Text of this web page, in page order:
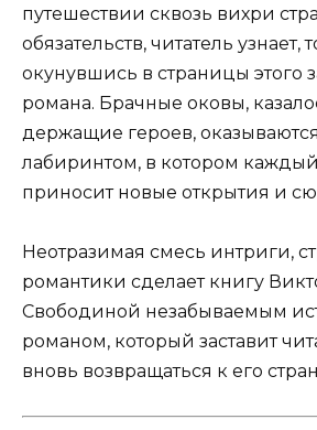
путешествии сквозь вихри
обязательств, читатель узнает,
окунувшись в страницы этого
романа. Брачные оковы,
держащие героев,
лабиринтом, в котором
приносит новые открытия и
Неотразимая смесь интриги,
романтики сделает книгу
Свободиной незабываемым
романом, который заставит
вновь возвращаться к его